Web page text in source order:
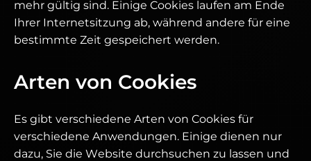
mehr gültig sind. Einige Cookies laufen am Ende
Ihrer Internetsitzung ab, während andere für eine
bestimmte Zeit gespeichert werden.
Arten von Cookies
Es gibt verschiedene Arten von Cookies für
verschiedene Anwendungen. Einige dienen nur
dazu, Sie die Website durchsuchen zu lassen und